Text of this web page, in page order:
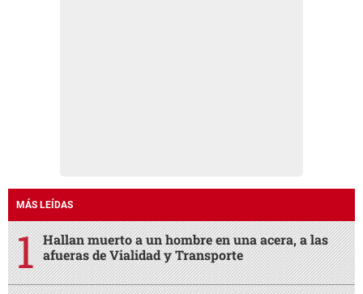
MÁS LEÍDAS
Hallan muerto a un hombre en una acera, a las
afueras de Vialidad y Transporte